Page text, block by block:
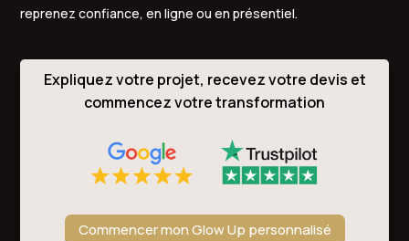
reprenez confiance, en ligne ou en présentiel.
Expliquez votre projet, recevez votre devis et
commencez votre transformation
Commencer mon Glow Up personnalisé